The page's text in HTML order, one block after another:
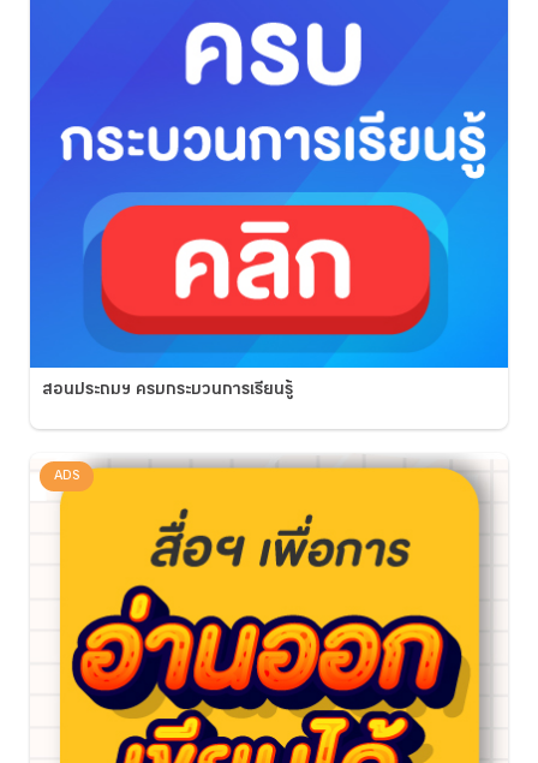
สอนประถมฯ ครบกระบวนการเรียนรู้
ADS